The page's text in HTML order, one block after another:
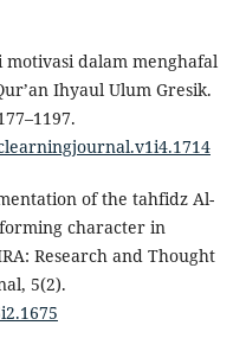
dalam menghafal
Ihyaul Ulum Gresik.
of the tahfidz Al-
character in
Research and Thought
5(2).